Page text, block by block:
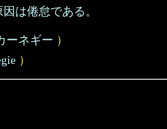
は倦怠である。
ーネギー ）
）